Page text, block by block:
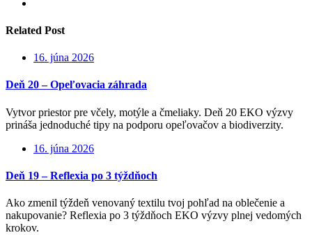
Related Post
16. júna 2026
Deň 20 – Opeľovacia záhrada
Vytvor priestor pre včely, motýle a čmeliaky. Deň 20 EKO výzvy
prináša jednoduché tipy na podporu opeľovačov a biodiverzity.
16. júna 2026
Deň 19 – Reflexia po 3 týždňoch
Ako zmenil týždeň venovaný textilu tvoj pohľad na oblečenie a
nakupovanie? Reflexia po 3 týždňoch EKO výzvy plnej vedomých
krokov.